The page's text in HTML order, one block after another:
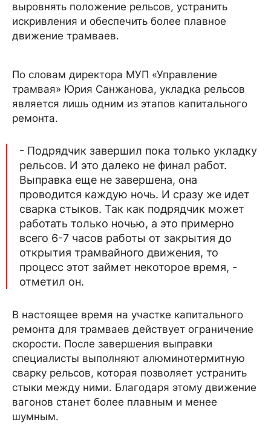
выровнять положение рельсов, устранить
искривления и обеспечить более плавное
движение трамваев.
По словам директора МУП «Управление
трамвая» Юрия Санжанова, укладка рельсов
является лишь одним из этапов капитального
ремонта.
- Подрядчик завершил пока только укладку
рельсов. И это далеко не финал работ.
Выправка еще не завершена, она
проводится каждую ночь. И сразу же идет
сварка стыков. Так как подрядчик может
работать только ночью, а это примерно
всего 6-7 часов работы от закрытия до
открытия трамвайного движения, то
процесс этот займет некоторое время, -
отметил он.
В настоящее время на участке капитального
ремонта для трамваев действует ограничение
скорости. После завершения выправки
специалисты выполняют алюминотермитную
сварку рельсов, которая позволяет устранить
стыки между ними. Благодаря этому движение
вагонов станет более плавным и менее
шумным.